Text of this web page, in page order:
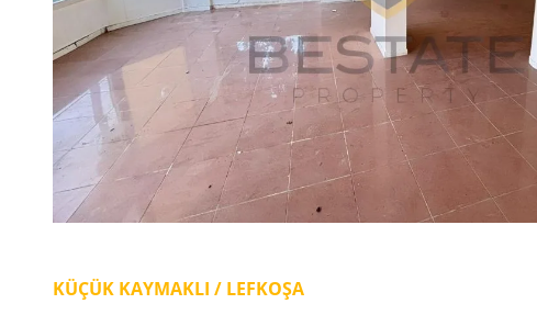
KÜÇÜK KAYMAKLI / LEFKOŞA